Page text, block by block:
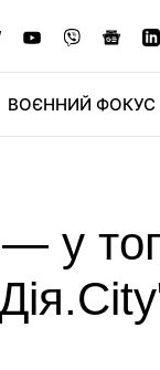
ВОЄННИЙ ФОКУС
у